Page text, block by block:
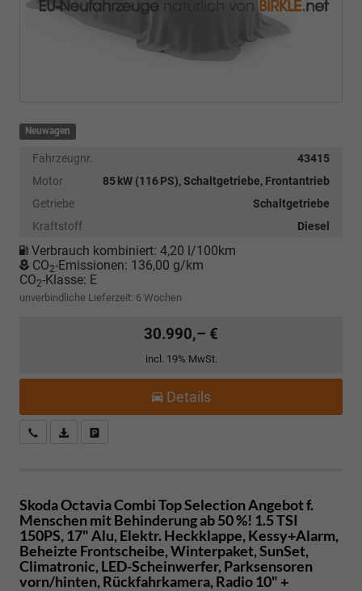
Neuwagen
Fahrzeugnr.
43415
Motor
85 kW (116 PS), Schaltgetriebe, Frontantrieb
Getriebe
Schaltgetriebe
Kraftstoff
Diesel
Verbrauch kombiniert: 4,20 l/100km
CO2-Emissionen: 136,00 g/km
CO2-Klasse: E
unverbindliche Lieferzeit: 6 Wochen
30.990,– €
incl. 19% MwSt.
Details
Kostenloser Rückruf-Service
PDF-Datei, Fahrzeugexposé drucken
Skoda Octavia CombiTop Selection Angebot f.
Menschen mit Behinderung ab 50 %! 1.5 TSI
150PS, 17" Alu, Elektr. Heckklappe, Kessy+Alarm,
Beheizte Frontscheibe, Winterpaket, SunSet,
Climatronic, LED-Scheinwerfer, Parksensoren
vorn/hinten, Rückfahrkamera, Radio 10" +